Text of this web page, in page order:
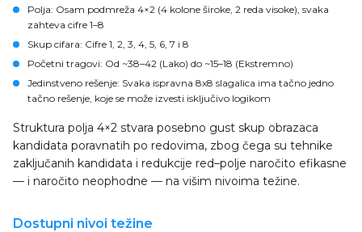
Polja: Osam podmreža 4×2 (4 kolone široke, 2 reda visoke), svaka
zahteva cifre 1–8
Skup cifara: Cifre 1, 2, 3, 4, 5, 6, 7 i 8
Početni tragovi: Od ~38–42 (Lako) do ~15–18 (Ekstremno)
Jedinstveno rešenje: Svaka ispravna 8x8 slagalica ima tačno jedno
tačno rešenje, koje se može izvesti isključivo logikom
Struktura polja 4×2 stvara posebno gust skup obrazaca
kandidata poravnatih po redovima, zbog čega su tehnike
zaključanih kandidata i redukcije red–polje naročito efikasne
— i naročito neophodne — na višim nivoima težine.
Dostupni nivoi težine